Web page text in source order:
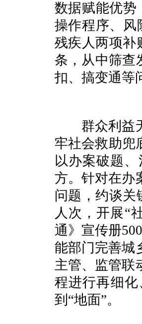
数据赋能优势
操作程序、风
残疾人两项补
条，从中筛查
扣、搞变通等
群众利益无
牢社会救助兜
以办案破题
方。针对在办
问题，约谈关
人次，开展“
通》宣传册
能部门完善城
主管、监管联
程进行再细
到“地面”。